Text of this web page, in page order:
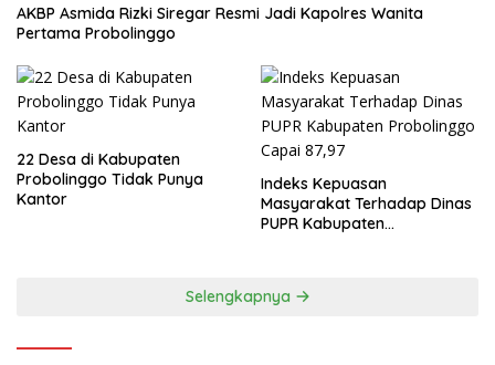
AKBP Asmida Rizki Siregar Resmi Jadi Kapolres Wanita
Pertama Probolinggo
22 Desa di Kabupaten
Probolinggo Tidak Punya
Kantor
Indeks Kepuasan
Masyarakat Terhadap Dinas
PUPR Kabupaten
Selengkapnya